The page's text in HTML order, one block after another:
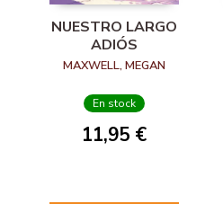
NUESTRO LARGO
ADIÓS
MAXWELL, MEGAN
En stock
11,95 €